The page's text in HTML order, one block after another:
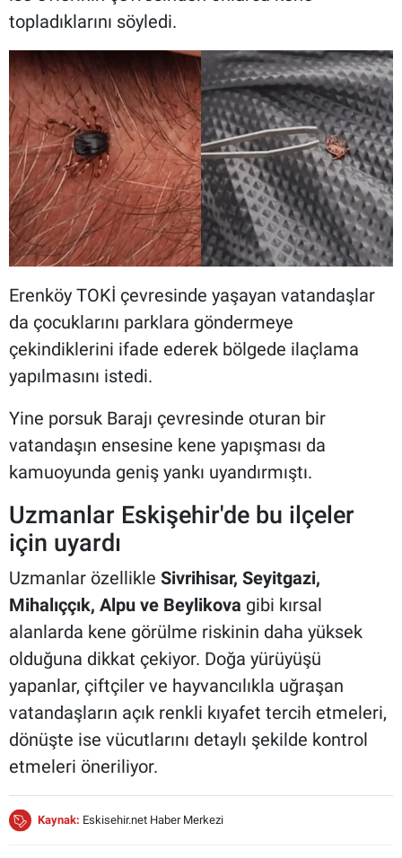
topladıklarını söyledi.
Erenköy TOKİ çevresinde yaşayan vatandaşlar
da çocuklarını parklara göndermeye
çekindiklerini ifade ederek bölgede ilaçlama
yapılmasını istedi.
Yine porsuk Barajı çevresinde oturan bir
vatandaşın ensesine kene yapışması da
kamuoyunda geniş yankı uyandırmıştı.
Uzmanlar Eskişehir'de bu ilçeler
için uyardı
Uzmanlar özellikle Sivrihisar, Seyitgazi,
Mihalıççık, Alpu ve Beylikova gibi kırsal
alanlarda kene görülme riskinin daha yüksek
olduğuna dikkat çekiyor. Doğa yürüyüşü
yapanlar, çiftçiler ve hayvancılıkla uğraşan
vatandaşların açık renkli kıyafet tercih etmeleri,
dönüşte ise vücutlarını detaylı şekilde kontrol
etmeleri öneriliyor.
Kaynak: Eskisehir.net Haber Merkezi